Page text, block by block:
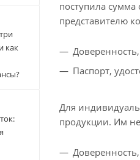
поступила
представителю
Паспорт,
Для
продукции. Им
как